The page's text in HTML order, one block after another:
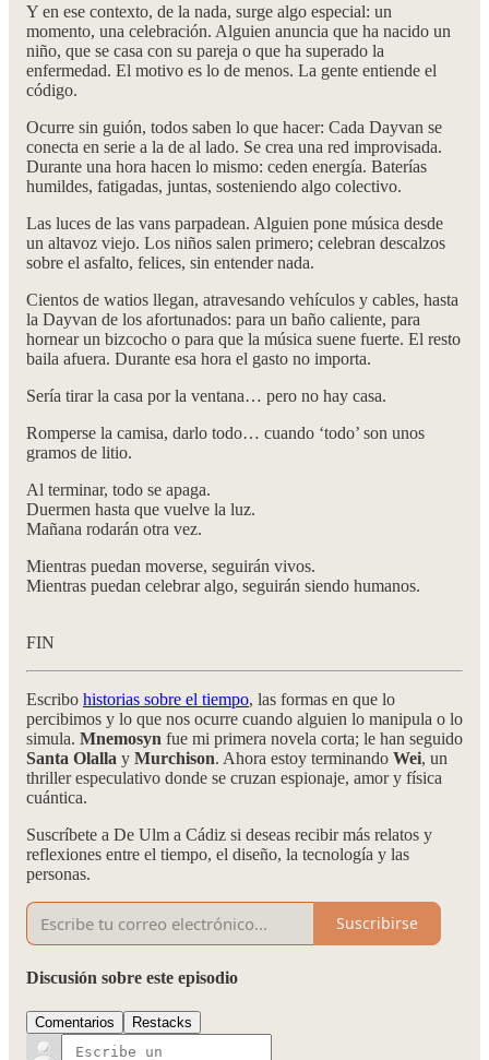
Y en ese contexto, de la nada, surge algo especial: un
momento, una celebración. Alguien anuncia que ha nacido un
niño, que se casa con su pareja o que ha superado la
enfermedad. El motivo es lo de menos. La gente entiende el
código.
Ocurre sin guión, todos saben lo que hacer: Cada Dayvan se
conecta en serie a la de al lado. Se crea una red improvisada.
Durante una hora hacen lo mismo: ceden energía. Baterías
humildes, fatigadas, juntas, sosteniendo algo colectivo.
Las luces de las vans parpadean. Alguien pone música desde
un altavoz viejo. Los niños salen primero; celebran descalzos
sobre el asfalto, felices, sin entender nada.
Cientos de watios llegan, atravesando vehículos y cables, hasta
la Dayvan de los afortunados: para un baño caliente, para
hornear un bizcocho o para que la música suene fuerte. El resto
baila afuera. Durante esa hora el gasto no importa.
Sería tirar la casa por la ventana… pero no hay casa.
Romperse la camisa, darlo todo… cuando ‘todo’ son unos
gramos de litio.
Al terminar, todo se apaga.
Duermen hasta que vuelve la luz.
Mañana rodarán otra vez.
Mientras puedan moverse, seguirán vivos.
Mientras puedan celebrar algo, seguirán siendo humanos.
FIN
Escribo historias sobre el tiempo, las formas en que lo
percibimos y lo que nos ocurre cuando alguien lo manipula o lo
simula. Mnemosyn fue mi primera novela corta; le han seguido
Santa Olalla y Murchison. Ahora estoy terminando Wei, un
thriller especulativo donde se cruzan espionaje, amor y física
cuántica.
Suscríbete a De Ulm a Cádiz si deseas recibir más relatos y
reflexiones entre el tiempo, el diseño, la tecnología y las
personas.
Suscribirse
Discusión sobre este episodio
Comentarios Restacks